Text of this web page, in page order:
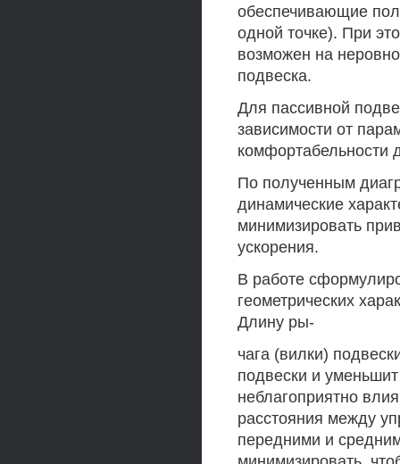
обеспечивающие
одной точке). При
возможен на
подвеска.
Для пассивной
зависимости от
комфортабельности
По полученным
динамические
минимизировать
ускорения.
В работе
геометрических
Длину ры-
чага (вилки)
подвески и
неблагоприятно
расстояния между
передними и